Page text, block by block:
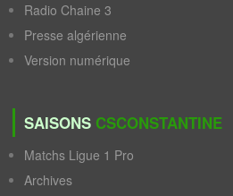
Radio Chaine 3
Presse algérienne
Version numérique
SAISONS CSCONSTANTINE
Matchs Ligue 1 Pro
Archives